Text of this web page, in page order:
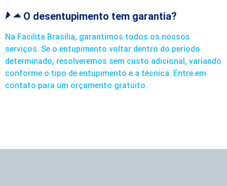
O desentupimento tem garantia?
Na Facilita Brasília, garantimos todos os nossos
serviços. Se o entupimento voltar dentro do período
determinado, resolveremos sem custo adicional, variando
conforme o tipo de entupimento e a técnica. Entre em
contato para um orçamento gratuito.